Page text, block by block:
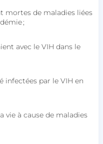
mortes de maladies liées
;
avec le VIH dans le
infectées par le VIH en
vie à cause de maladies